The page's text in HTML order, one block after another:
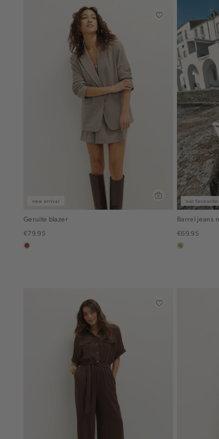
new arrival
Geruite blazer
€79.95
bruin
our favourite
Barrel jeans
€69.95
meerkleurig